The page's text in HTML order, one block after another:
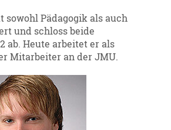
sowohl Pädagogik als auch
und schloss beide
ab. Heute arbeitet er als
Mitarbeiter an der JMU.